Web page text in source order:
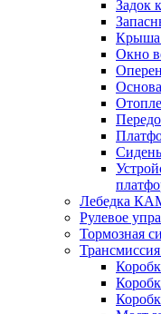
Задок
Окно
Лебедка
Рулевое
Тормозная